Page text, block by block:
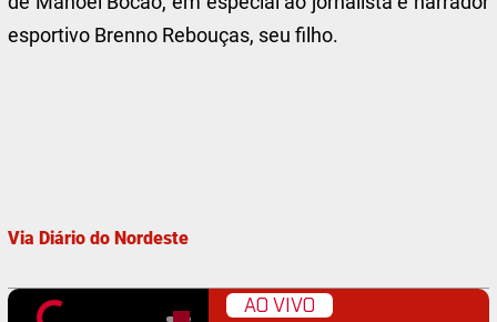
esportivo Brenno Rebouças, seu filho.
Via Diário do Nordeste
AO VIVO